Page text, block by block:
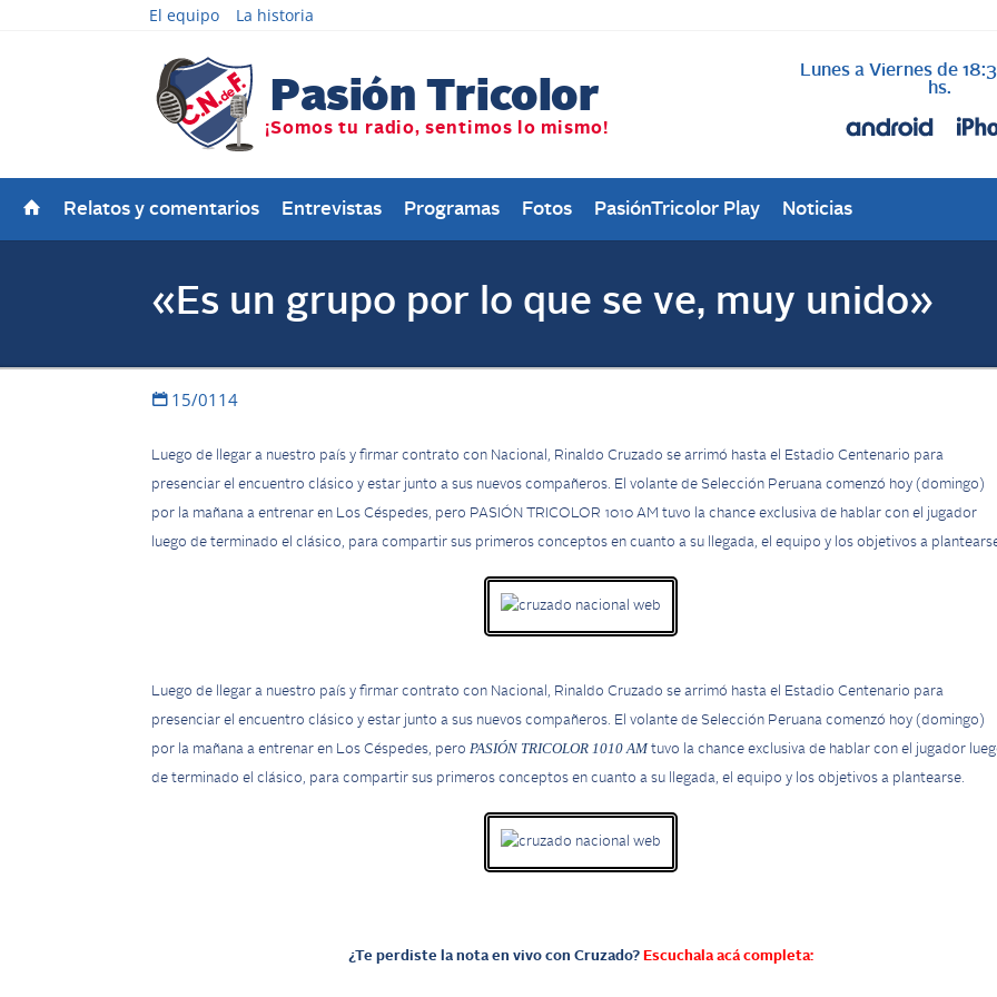
El equipo La historia
Lunes a Viernes de
hs.
AL AIRE cada vez
Nacional
Relatos y comentarios Entrevistas Programas Fotos PasiónTricolor Play Noticias
«Es un grupo por lo que se ve, muy unido»
15/0114
Luego de llegar a nuestro país y firmar contrato con Nacional, Rinaldo Cruzado se arrimó hasta el Estadio Centenario para
presenciar el encuentro clásico y estar junto a sus nuevos compañeros. El volante de Selección Peruana comenzó hoy (domingo)
por la mañana a entrenar en Los Céspedes, pero PASIÓN TRICOLOR 1010 AM tuvo la chance exclusiva de hablar con el jugador
luego de terminado el clásico, para compartir sus primeros conceptos en cuanto a su llegada, el equipo y los objetivos a
Luego de llegar a nuestro país y firmar contrato con Nacional, Rinaldo Cruzado se arrimó hasta el Estadio Centenario para
presenciar el encuentro clásico y estar junto a sus nuevos compañeros. El volante de Selección Peruana comenzó hoy (domingo)
por la mañana a entrenar en Los Céspedes, pero PASIÓN TRICOLOR 1010 AMtuvo la chance exclusiva de hablar con el jugador
de terminado el clásico, para compartir sus primeros conceptos en cuanto a su llegada, el equipo y los objetivos a plantearse.
¿Te perdiste la nota en vivo con Cruzado? Escuchala acá completa: